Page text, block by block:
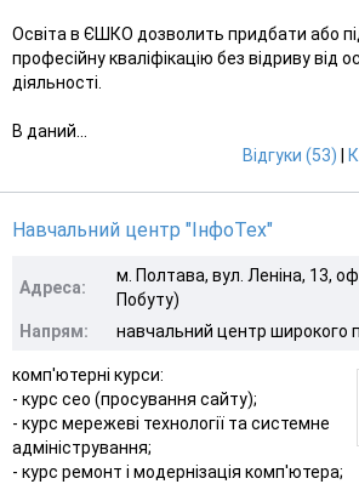
Освіта в ЄШКО дозволить придбати або
професійну кваліфікацію без відриву від
діяльності.
В даний...
Відгуки (53)
Навчальний центр "ІнфоТех"
Адреса:
м. Полтава, вул. Леніна, 13,
Побуту)
Напрям:
навчальний центр широкого
комп'ютерні курси:
- курс сео (просування сайту);
- курс мережеві технології та системне
адміністрування;
- курс ремонт і модернізація комп'ютера;